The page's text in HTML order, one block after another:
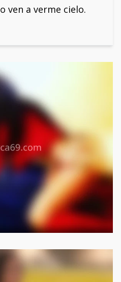
ven a verme cielo.